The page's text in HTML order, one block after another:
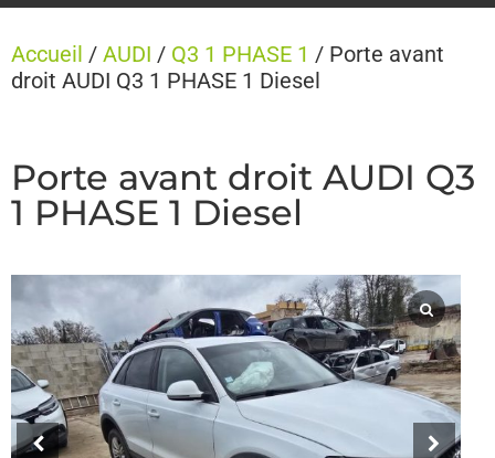
Accueil / AUDI / Q3 1 PHASE 1 / Porte avant
droit AUDI Q3 1 PHASE 1 Diesel
Porte avant droit AUDI Q3
1 PHASE 1 Diesel